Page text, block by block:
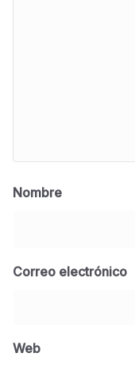
Nombre
Correo electrónico
Web